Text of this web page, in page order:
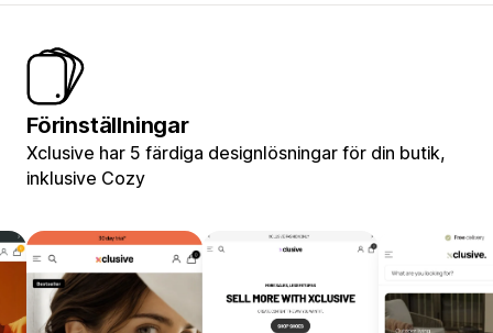
Förinställningar
Xclusive har 5 färdiga designlösningar för din butik,
inklusive Cozy